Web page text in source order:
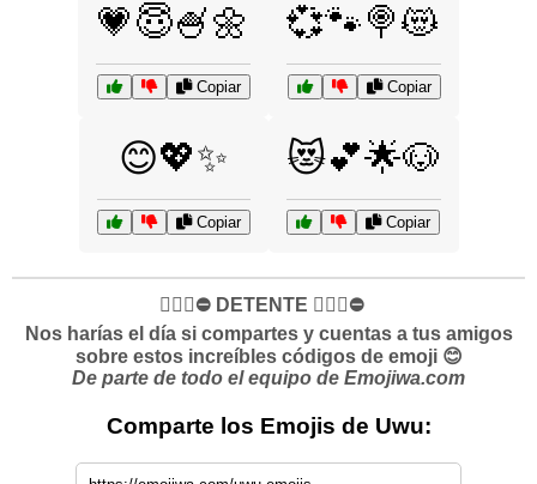
💗😇🍧🌼
Copiar
💞🐾🍭😻
Copiar
😊💖✨
Copiar
😻💕🌟🐶
Copiar
✋🏻🛑⛔️ DETENTE ✋🏻🛑⛔️
Nos harías el día si compartes y cuentas a tus amigos
sobre estos increíbles códigos de emoji 😊
De parte de todo el equipo de Emojiwa.com
Comparte los Emojis de Uwu: